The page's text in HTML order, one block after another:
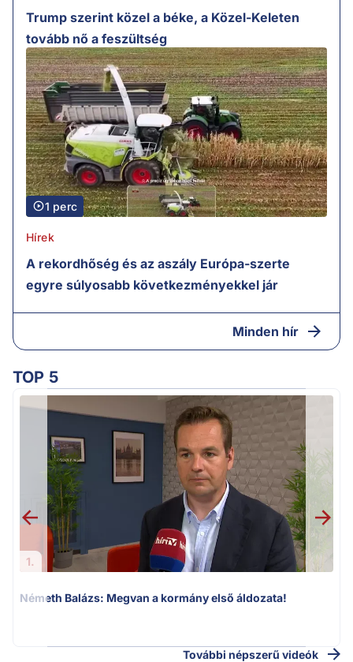
Trump szerint közel a béke, a Közel-Keleten
tovább nő a feszültség
1 perc
Hírek
A rekordhőség és az aszály Európa-szerte
egyre súlyosabb következményekkel jár
Minden hír
TOP 5
1.
Németh Balázs: Megvan a kormány első áldozata!
További népszerű videók